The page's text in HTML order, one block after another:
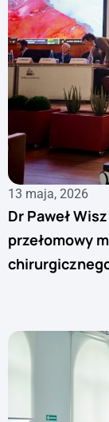
13 maja, 2026
Dr Paweł
przełomowy